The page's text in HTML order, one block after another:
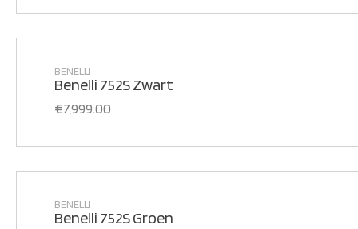
BENELLI
Benelli 752S Zwart
€7,999.00
BENELLI
Benelli 752S Groen